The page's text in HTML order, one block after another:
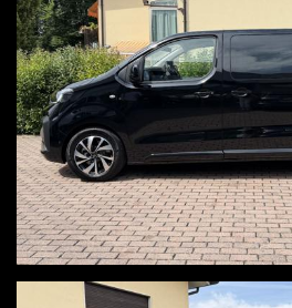
clima automatico bizona
controllo elettronico della corsia
cruise control
limitatore di velocità
frenata d'emergenza assistita
alert angolo cieco
sensori luce e pioggia
specchi retrovisori esterni
keyless
freno di stazionamento elettrico
OFFERTA ABBINATA A PROMO V,